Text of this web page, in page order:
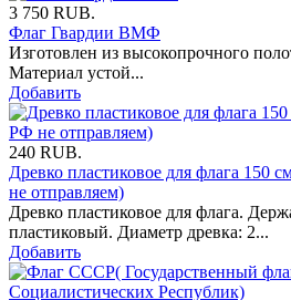
3 750 RUB.
Флаг Гвардии ВМФ
Изготовлен из высокопрочного
Материал устой...
Добавить
240 RUB.
Древко пластиковое для флага
не отправляем)
Древко пластиковое для флага.
пластиковый. Диаметр древка: 2...
Добавить